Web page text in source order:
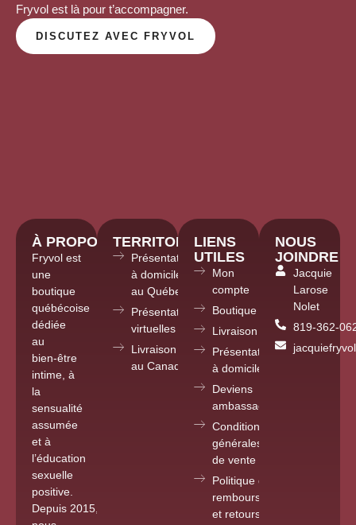
Fryvol est là pour t’accompagner.
DISCUTEZ AVEC FRYVOL
À PROPOS
Fryvol est
une
boutique
québécoise
dédiée
au
bien-être
intime, à
la
sensualité
assumée
et à
l’éducation
sexuelle
positive.
Depuis 2015
TERRITOIRE
Présentations
à domicile
au Québec
Présentations
virtuelles partout
Livraison
au Canada
LIENS
UTILES
Mon
compte
Boutique
Livraison
Présentations
à domicile
Deviens
ambassadrice
Conditions
générales
de vente
Politique de
remboursements
et retours
NOUS
JOINDRE
Jacquie
Larose
Nolet
819-362-